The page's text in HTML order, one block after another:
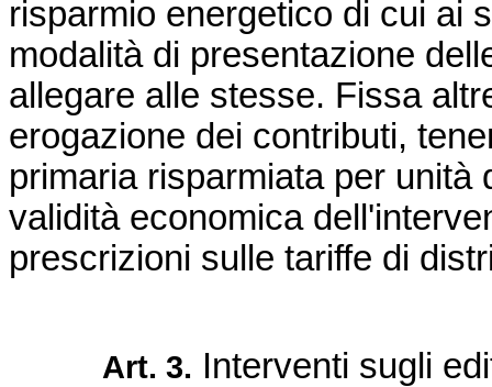
risparmio energetico di cui ai
modalità di presentazione
allegare alle stesse. Fissa
erogazione dei contributi,
primaria risparmiata per
validità economica
prescrizioni sulle tariffe di
Art. 3. Interventi sugli